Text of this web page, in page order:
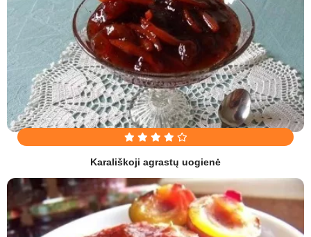
Karališkoji agrastų uogienė